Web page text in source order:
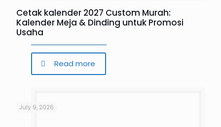
Cetak kalender 2027 Custom Murah:
Kalender Meja & Dinding untuk Promosi
Usaha
Read more
July 9, 2026